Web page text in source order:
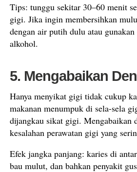
Tips: tunggu sekitar 30–60 menit
gigi. Jika ingin membersihkan
dengan air putih dulu atau
alkohol.
5. Mengabaikan
Hanya menyikat gigi tidak cukup
makanan menumpuk di sela-sela
dijangkau sikat gigi. Mengabaikan
kesalahan perawatan gigi yang
Efek jangka panjang: karies di
bau mulut, dan bahkan penyakit